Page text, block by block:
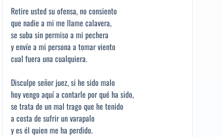
Retire usted su ofensa, no consiento
que nadie a mi me llame calavera,
se suba sin permiso a mi pechera
y envíe a mi persona a tomar viento
cual fuera una cualquiera.
Disculpe señor juez, si he sido malo
hoy vengo aquí a contarle por qué ha sido,
se trata de un mal trago que he tenido
a costa de sufrir un varapalo
y es él quien me ha perdido.